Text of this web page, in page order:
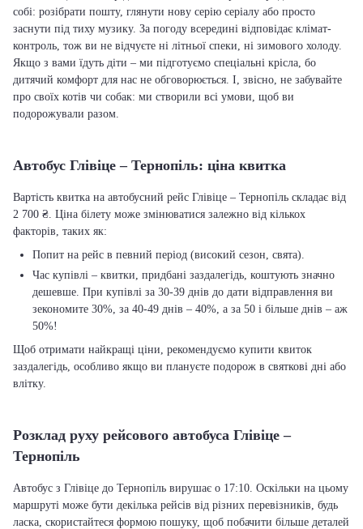
собі: розібрати пошту, глянути нову серію серіалу або просто
заснути під тиху музику. За погоду всередині відповідає клімат-
контроль, тож ви не відчуєте ні літньої спеки, ні зимового холоду.
Якщо з вами їдуть діти – ми підготуємо спеціальні крісла, бо
дитячий комфорт для нас не обговорюється. І, звісно, не забувайте
про своїх котів чи собак: ми створили всі умови, щоб ви
подорожували разом.
Автобус Глівіце – Тернопіль: ціна квитка
Вартість квитка на автобусний рейс Глівіце – Тернопіль складає від
2 700 ₴. Ціна білету може змінюватися залежно від кількох
факторів, таких як:
Попит на рейс в певний період (високий сезон, свята).
Час купівлі – квитки, придбані заздалегідь, коштують значно
дешевше. При купівлі за 30-39 днів до дати відправлення ви
зекономите 30%, за 40-49 днів – 40%, а за 50 і більше днів – аж
50%!
Щоб отримати найкращі ціни, рекомендуємо купити квиток
заздалегідь, особливо якщо ви плануєте подорож в святкові дні або
влітку.
Розклад руху рейсового автобуса Глівіце –
Тернопіль
Автобус з Глівіце до Тернопіль вирушає о 17:10. Оскільки на цьому
маршруті може бути декілька рейсів від різних перевізників, будь
ласка, скористайтеся формою пошуку, щоб побачити більше деталей